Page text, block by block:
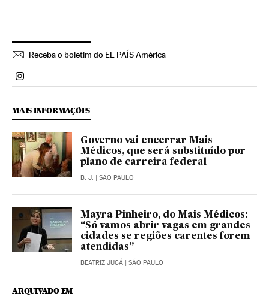
Receba o boletim do EL PAÍS América
Politica El País Brasil en Instagram
MAIS INFORMAÇÕES
Governo vai encerrar Mais
Médicos, que será substituído por
plano de carreira federal
B. J. | SÃO PAULO
Mayra Pinheiro, do Mais Médicos:
“Só vamos abrir vagas em grandes
cidades se regiões carentes forem
atendidas”
BEATRIZ JUCÁ | SÃO PAULO
ARQUIVADO EM